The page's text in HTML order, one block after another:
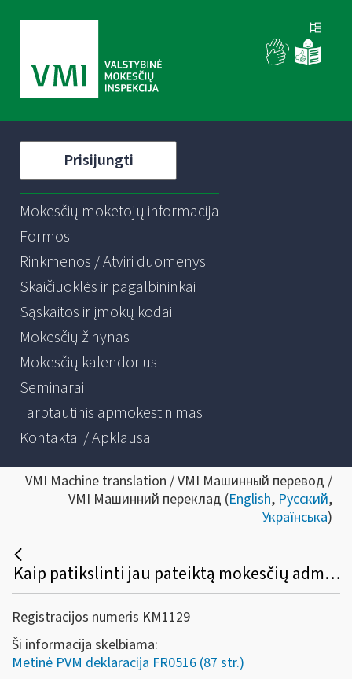
Prisijungti
Mokesčių mokėtojų informacija
Formos
Rinkmenos / Atviri duomenys
Skaičiuoklės ir pagalbininkai
Sąskaitos ir įmokų kodai
Mokesčių žinynas
Mokesčių kalendorius
Seminarai
Tarptautinis apmokestinimas
Kontaktai / Apklausa
VMI Machine translation / VMI Машинный перевод /
VMI Машинний переклад (English, Русский,
Українська)
Kaip patikslinti jau pateiktą mokesčių administratoriui metinę PVM deklaraciją (FR0516) ir jos priedą (FR0516A)?
Registracijos numeris KM1129
Ši informacija skelbiama:
Metinė PVM deklaracija FR0516 (87 str.)